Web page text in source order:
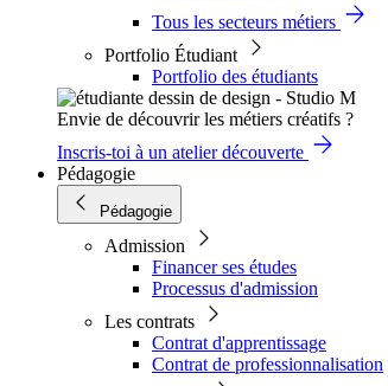
Tous les secteurs métiers
Portfolio Étudiant
Portfolio des étudiants
Envie de découvrir les métiers créatifs ?
Inscris-toi à un atelier découverte
Pédagogie
Pédagogie
Admission
Financer ses études
Processus d'admission
Les contrats
Contrat d'apprentissage
Contrat de professionnalisation